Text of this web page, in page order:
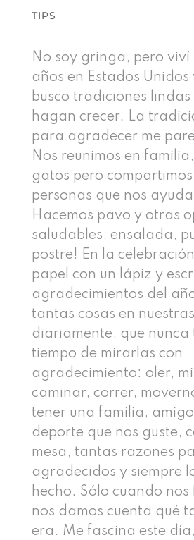
TIPS
No soy gringa, pero viví
años en Estados Unidos
busco tradiciones lindas
hagan crecer. La
para agradecer me
Nos reunimos en
gatos pero
personas que nos
Hacemos pavo y otras
saludables, ensalada,
postre! En la
papel con un lápiz y
agradecimientos del
tantas cosas en
diariamente, que nunca
tiempo de mirarlas con
agradecimiento: oler,
caminar, correr,
tener una familia,
deporte que nos guste,
mesa, tantas razones
agradecidos y siempre
hecho. Sólo cuando
nos damos cuenta qué
era. Me fascina este